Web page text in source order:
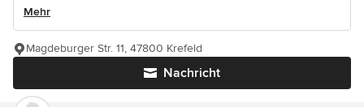
Mehr
Nachricht
Magdeburger Str. 11, 47800 Krefeld